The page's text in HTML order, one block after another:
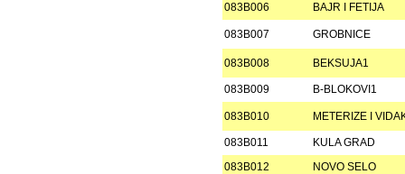
083B006 BAJR I FETIJA
083B007 GROBNICE
083B008 BEKSUJA1
083B009 B-BLOKOVI1
083B010 METERIZE I
083B011
KULA GRAD
083B012
NOVO SELO